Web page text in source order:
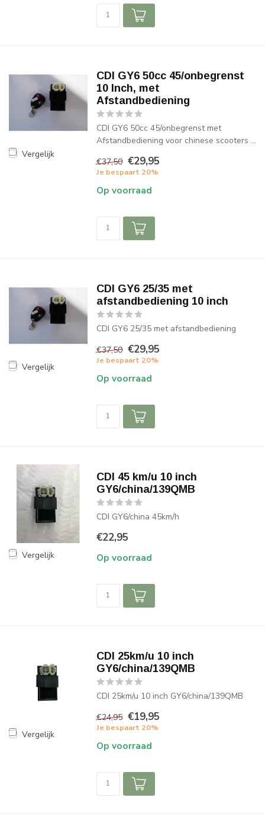
Vergelijk
CDI GY6 50cc 45/onbegrenst
10 Inch, met
Afstandbediening
CDI GY6 50cc 45/onbegrenst met
Afstandbediening voor chinese scooters ...
€37,50 €29,95
Je bespaart 20%
Op voorraad
Vergelijk
CDI GY6 25/35 met
afstandbediening 10 inch
CDI GY6 25/35 met afstandbediening
€37,50 €29,95
Je bespaart 20%
Op voorraad
Vergelijk
CDI 45 km/u 10 inch
GY6/china/139QMB
CDI GY6/china 45km/h
€22,95
Op voorraad
Vergelijk
CDI 25km/u 10 inch
GY6/china/139QMB
CDI 25km/u 10 inch GY6/china/139QMB
€24,95 €19,95
Je bespaart 20%
Op voorraad